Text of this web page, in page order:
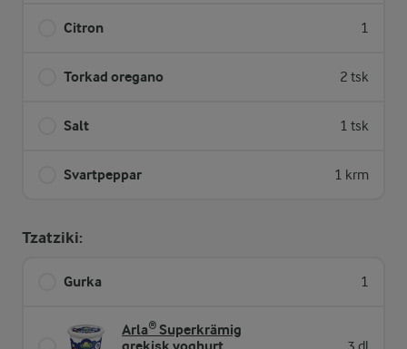
Citron 1
Torkad oregano 2 tsk
Salt 1 tsk
Svartpeppar 1 krm
Tzatziki:
Gurka 1
Arla® Superkrämig